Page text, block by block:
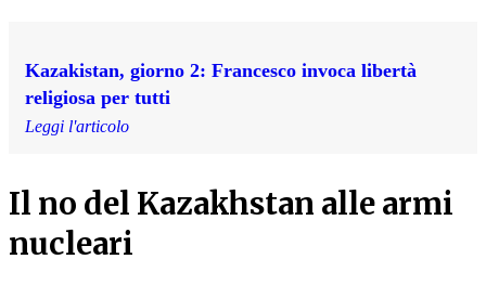
Kazakistan, giorno 2: Francesco invoca libertà
religiosa per tutti
Leggi l'articolo
Il no del Kazakhstan alle armi
nucleari